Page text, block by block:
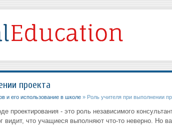
проекта
и его использование в школе» Роль учителя при выполнении
проектирования - это роль незави­симого
видит, что учащиеся выполняют что-то неверно. Но